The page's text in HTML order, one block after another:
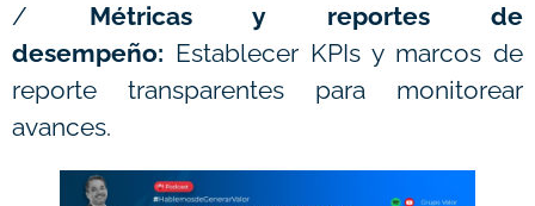
/ Métricas y reportes de
desempeño: Establecer KPIs y marcos de
reporte transparentes para monitorear
avances.